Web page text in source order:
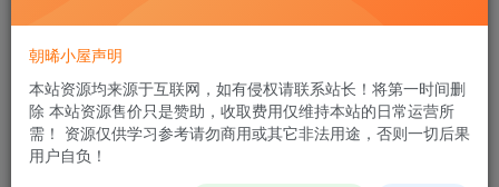
文章版权声
朝晞小屋声明
本站资源均来源于互联网，如有侵权请联系站长！将第一时间删
除 本站资源售价只是赞助，收取费用仅维持本站的日常运营所
需！ 资源仅供学习参考请勿商用或其它非法用途，否则一切后果
用户自负！